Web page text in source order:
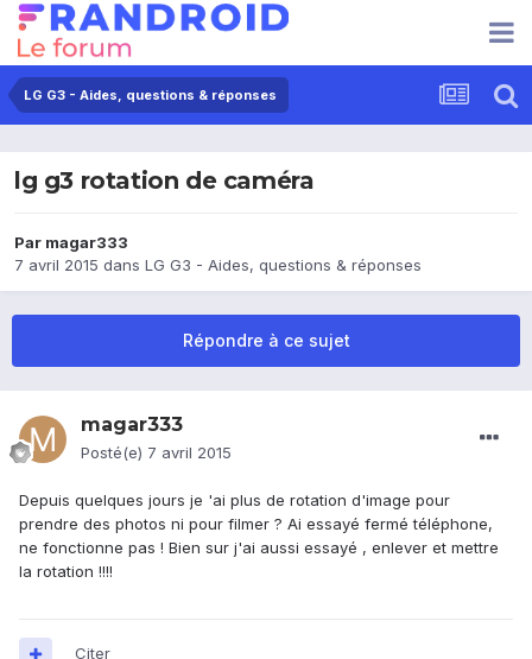
LG G3 - Aides, questions & réponses
lg g3 rotation de caméra
Par magar333
7 avril 2015 dans LG G3 - Aides, questions & réponses
Répondre à ce sujet
magar333
Posté(e) 7 avril 2015
Depuis quelques jours je 'ai plus de rotation d'image pour
prendre des photos ni pour filmer ? Ai essayé fermé téléphone,
ne fonctionne pas ! Bien sur j'ai aussi essayé , enlever et mettre
la rotation !!!!
Citer